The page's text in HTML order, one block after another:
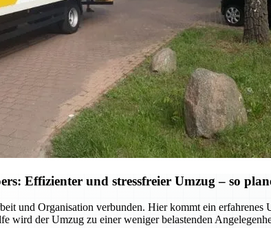
Effizienter und stressfreier Umzug – so
und Organisation verbunden. Hier kommt ein erfahrenes
wird der Umzug zu einer weniger belastenden